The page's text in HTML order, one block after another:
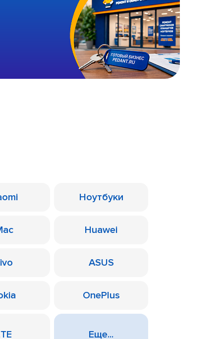
Ноутбуки
Huawei
ASUS
OnePlus
Еще...